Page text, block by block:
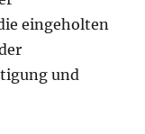
eingeholten
und